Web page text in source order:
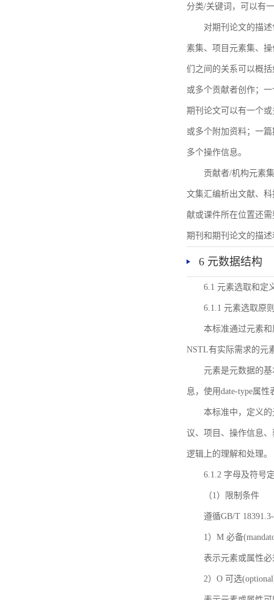
分类/关键词，可以有
对期刊论文的描
素集、项目元素集、
们之间的关系可以概
或多个贡献者创作；
期刊论文可以有一个
或多个附加资料；一
多个操作信息。
贡献者/机构元素
文集汇编析出文献、
献或课件所在位置还
期刊和期刊论文的描
6 元数据结构
6.1 元素选取和定
6.1.1 元素选取原
本标准通过元素
NSTL有实际需求的元
元素是元数据的
息，使用date-type属
本标准中，定义
议、项目、操作信息
逻辑上的理解和处理。
6.1.2 字母及符号
（1）限制条件
遵循GB/T
1）M 必备
表示元素或属性
2）O 可选